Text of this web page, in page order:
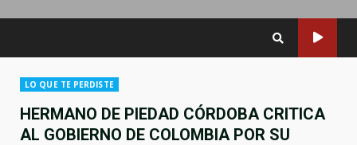
LO QUE TE PERDISTE
HERMANO DE PIEDAD CÓRDOBA CRITICA
AL GOBIERNO DE COLOMBIA POR SU